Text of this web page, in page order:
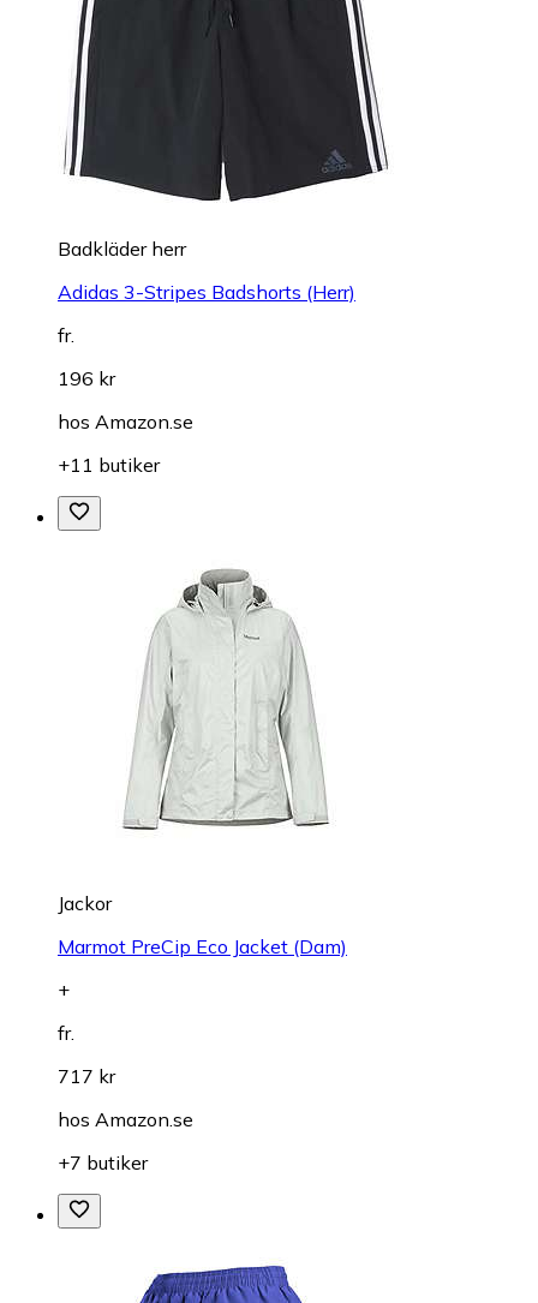
Badkläder herr
Adidas 3-Stripes Badshorts (Herr)
fr.
196 kr
hos Amazon.se
+11 butiker
Jackor
Marmot PreCip Eco Jacket (Dam)
+
fr.
717 kr
hos Amazon.se
+7 butiker